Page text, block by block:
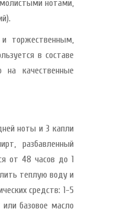
нотами,
торжественным,
в составе
на качественные
ноты и 3 капли
разбавленный
от 48 часов до 1
теплую воду и
средств: 1-5
базовое масло